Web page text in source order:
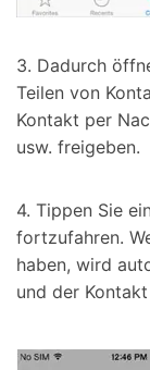
3. Dadurch
Teilen von
Kontakt per
usw. freigeben.
4. Tippen Sie
fortzufahren.
haben, wird
und der